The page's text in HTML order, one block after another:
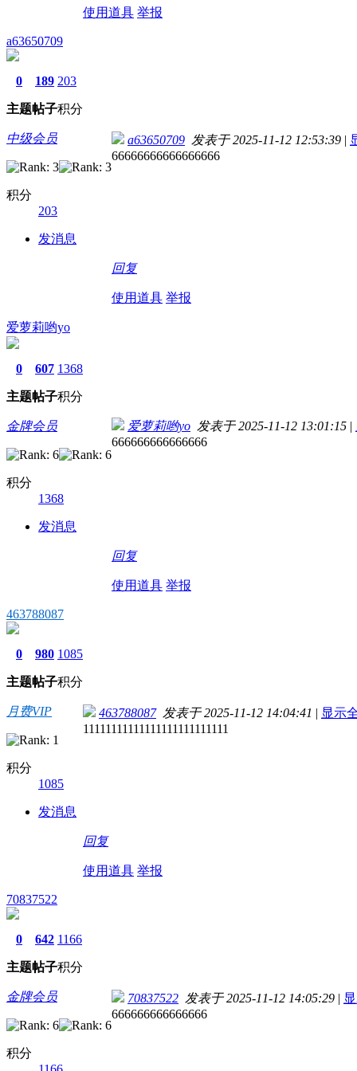
使用道具 举报
a63650709
0
主题
189
帖子
203
积分
中级会员
积分
203
发消息
a63650709 发表于 2025-11-12 12:53:39 |
66666666666666666
回复
使用道具 举报
爱萝莉哟yo
0
主题
607
帖子
1368
积分
金牌会员
积分
1368
发消息
爱萝莉哟yo 发表于 2025-11-12 13:01:15 |
666666666666666
回复
使用道具 举报
463788087
0
主题
980
帖子
1085
积分
月费VIP
积分
1085
发消息
463788087发表于 2025-11-12 14:04:41 | 显示
11111111111111111111111111
回复
使用道具 举报
70837522
0
主题
642
帖子
1166
积分
金牌会员
积分
70837522 发表于 2025-11-12 14:05:29 |
666666666666666